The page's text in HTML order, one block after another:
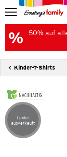
50% auf
Kinder-T-Shirts
NACHHALTIG
Artikel leider
Leider
ausverkauft